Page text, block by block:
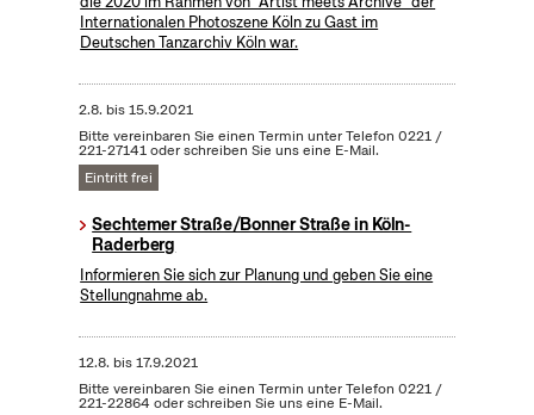
Internationalen Photoszene Köln zu Gast im
Deutschen Tanzarchiv Köln war.
2.8. bis15.9.2021
Bitte vereinbaren Sie einen Termin unter Telefon 0221 /
221-27141 oder schreiben Sie uns eine E-Mail.
Eintritt frei
Sechtemer Straße/Bonner Straße in Köln-
Raderberg
Informieren Sie sich zur Planung und geben Sie eine
Stellungnahme ab.
12.8. bis17.9.2021
Bitte vereinbaren Sie einen Termin unter Telefon 0221 /
221-22864 oder schreiben Sie uns eine E-Mail.